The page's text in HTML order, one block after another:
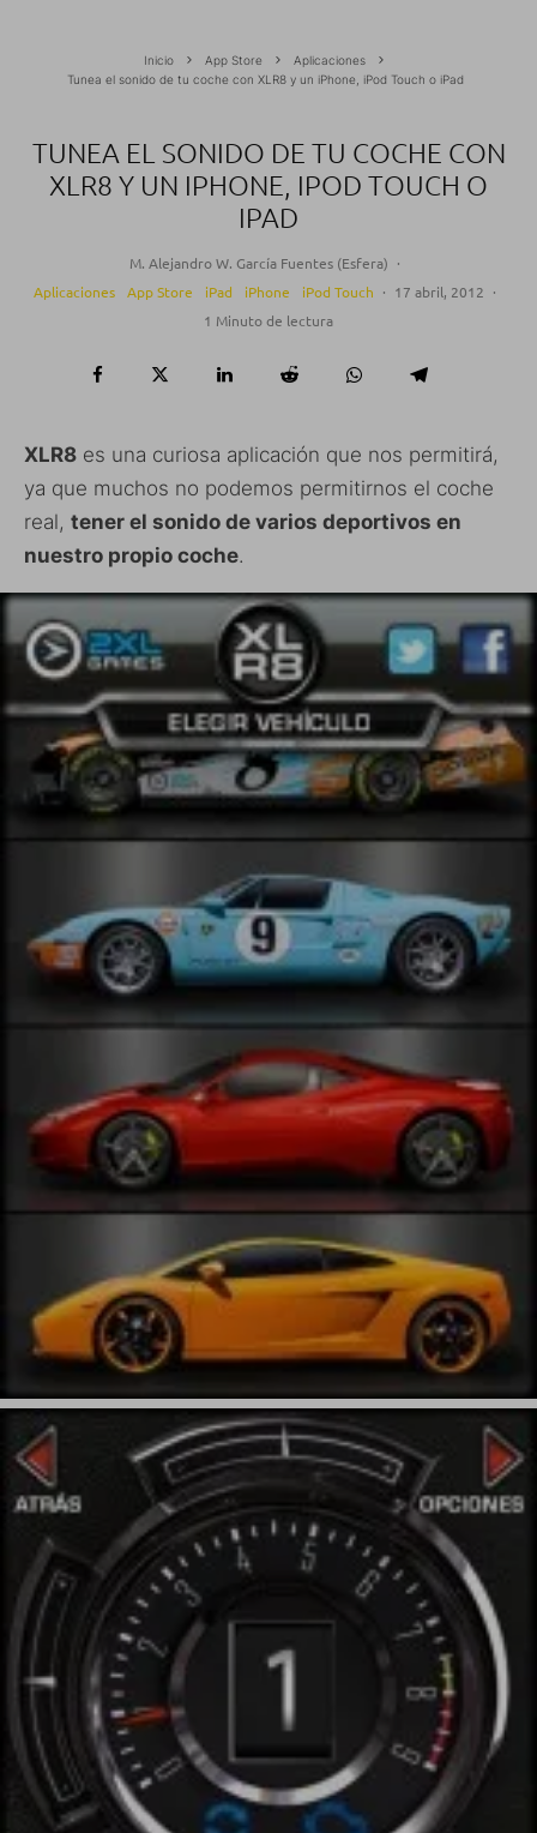
Inicio App Store
Aplicaciones
Tunea el sonido de tu coche con XLR8 y un iPhone, iPod Touch o iPad
TUNEA EL SONIDO DE TU COCHE CON
XLR8 Y UN IPHONE, IPOD TOUCH O
IPAD
M. Alejandro W. García Fuentes (Esfera) ·
Aplicaciones
App Store iPad iPhone iPod Touch · 17 abril, 2012 ·
1 Minuto de lectura
XLR8 es una curiosa aplicación que nos permitirá,
ya que muchos no podemos permitirnos el coche
real, tener el sonido de varios deportivos en
nuestro propio coche.